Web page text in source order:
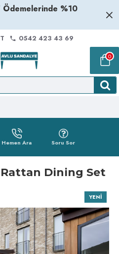
Ödemelerinde %10
0542 423 43 69
0
Hemen Ara Soru Sor
Rattan Dining Set
YENI